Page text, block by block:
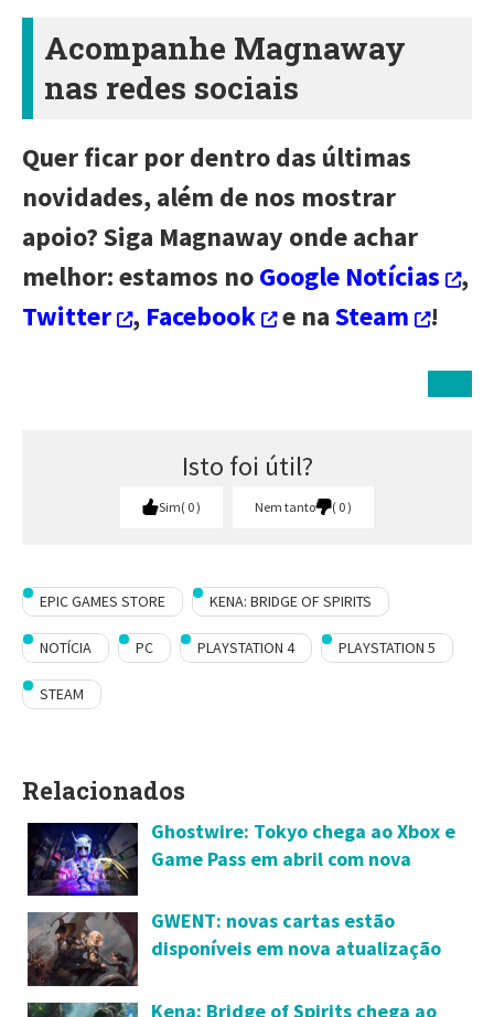
Acompanhe Magnaway
nas redes sociais
Quer ficar por dentro das últimas
novidades, além de nos mostrar
apoio? Siga Magnaway onde achar
melhor: estamos noGoogle Notícias
,
Twitter
, Facebook e naSteam !
Isto foi útil?
Sim 0 Nem tanto 0
EPIC GAMES STORE KENA: BRIDGE OF SPIRITS
NOTÍCIA PC PLAYSTATION 4 PLAYSTATION 5
STEAM
Relacionados
Ghostwire: Tokyo chega ao Xbox e
Game Pass em abril com nova
GWENT: novas cartas estão
disponíveis em nova atualização
Kena: Bridge of Spirits chega ao